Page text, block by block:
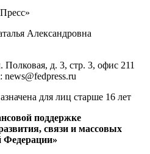
Александровна
Полковая, д. 3, стр. 3, офис 211
для лиц старше 16 лет
поддержке
связи и массовых
Федерации»